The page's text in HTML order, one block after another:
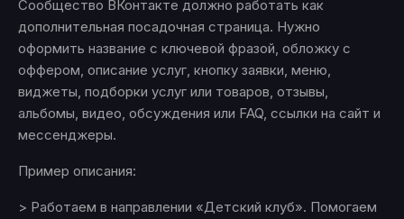
Сообщество ВКонтакте должно работать как
дополнительная посадочная страница. Нужно
оформить название с ключевой фразой, обложку с
оффером, описание услуг, кнопку заявки, меню,
виджеты, подборки услуг или товаров, отзывы,
альбомы, видео, обсуждения или FAQ, ссылки на сайт и
мессенджеры.
Пример описания:
> Работаем в направлении «Детский клуб». Помогаем